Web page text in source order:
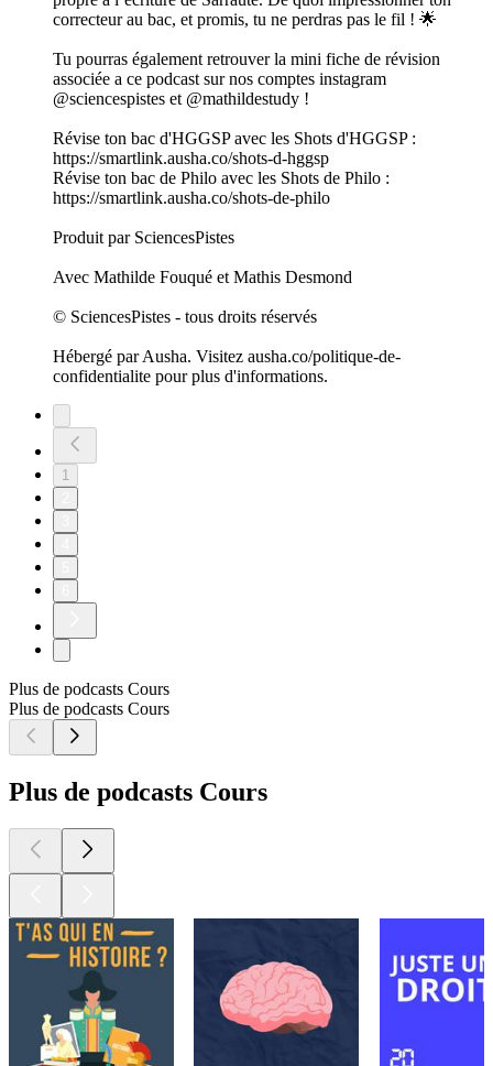
correcteur au bac, et promis, tu ne perdras pas le fil ! 🌟
Tu pourras également retrouver la mini fiche de révision
associée a ce podcast sur nos comptes instagram
@sciencespistes et @mathildestudy !
Révise ton bac d'HGGSP avec les Shots d'HGGSP :
https://smartlink.ausha.co/shots-d-hggsp
Révise ton bac de Philo avec les Shots de Philo :
https://smartlink.ausha.co/shots-de-philo
Produit par SciencesPistes
Avec Mathilde Fouqué et Mathis Desmond
© SciencesPistes - tous droits réservés
Hébergé par Ausha. Visitez ausha.co/politique-de-
confidentialite pour plus d'informations.
1
Plus de podcasts Cours
Plus de podcasts Cours
Plus de podcasts Cours